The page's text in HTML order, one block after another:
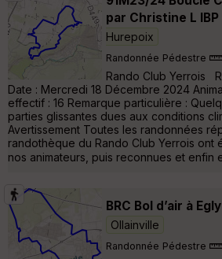
par Christine L IBP
Hurepoix
Randonnée Pédestre
Rando Club Yerrois
Date : Mercredi 18 Décembre 2024
effectif : 16 Remarque particulière :
parties glissantes dues aux conditions
Avertissement Toutes les randonnées
randothèque du Rando Club Yerrois ont
nos animateurs, puis reconnues et enfin
BRC Bol d’air à
Ollainville
Randonnée Pédestre